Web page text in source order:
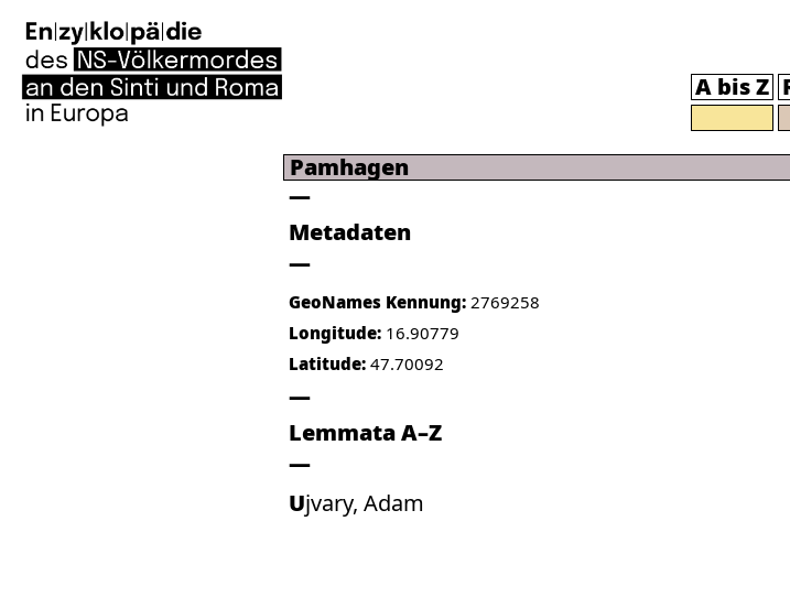
A bis Z
Pamhagen
Metadaten
GeoNames Kennung: 2769258
Longitude: 16.90779
Latitude: 47.70092
Lemmata A–Z
Ujvary, Adam